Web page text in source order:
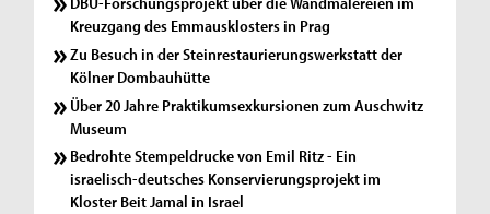
Kreuzgang des Emmausklosters in Prag
Zu Besuch in der Steinrestaurierungswerkstatt der
Kölner Dombauhütte
Über 20 Jahre Praktikumsexkursionen zum Auschwitz
Museum
Bedrohte Stempeldrucke von Emil Ritz - Ein
israelisch-deutsches Konservierungsprojekt im
Kloster Beit Jamal in Israel